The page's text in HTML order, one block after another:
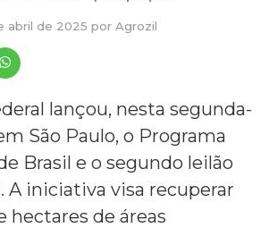
abril de 2025 por Agrozil
lançou, nesta segunda-
São Paulo, o Programa
Brasil e o segundo leilão
A iniciativa visa recuperar
hectares de áreas